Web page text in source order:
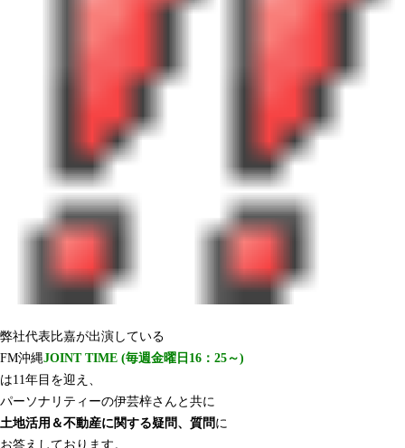
弊社代表比嘉が出演している
FM沖縄JOINT TIME (毎週金曜日16：25～)
は11年目を迎え、
パーソナリティーの伊芸梓さんと共に
土地活用＆不動産に関する疑問、質問 に
お答えしております。